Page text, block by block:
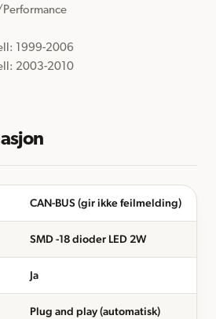
1999-2006
2003-2010
CAN-BUS (gir ikke feilmelding)
SMD -18 dioder LED 2W
Ja
Plug and play (automatisk)